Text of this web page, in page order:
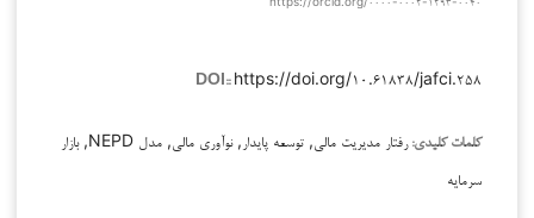
DOI:: https://doi.org/۱۰.۶۱۸۳۸/jafci.۲۵۸
کلمات کلیدی:
رفتار مدیریت مالی, توسعه پایدار, نوآوری مالی, مدل NEPD, بازار
سرمایه